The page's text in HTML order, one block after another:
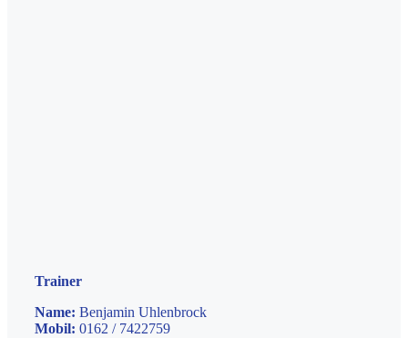
Trainer
Name: Benjamin Uhlenbrock
Mobil: 0162 / 7422759